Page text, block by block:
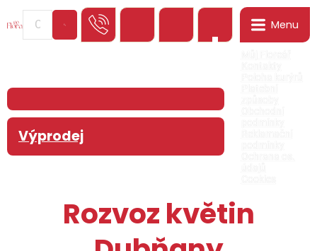
Menu
Výprodej
Rozvoz květin